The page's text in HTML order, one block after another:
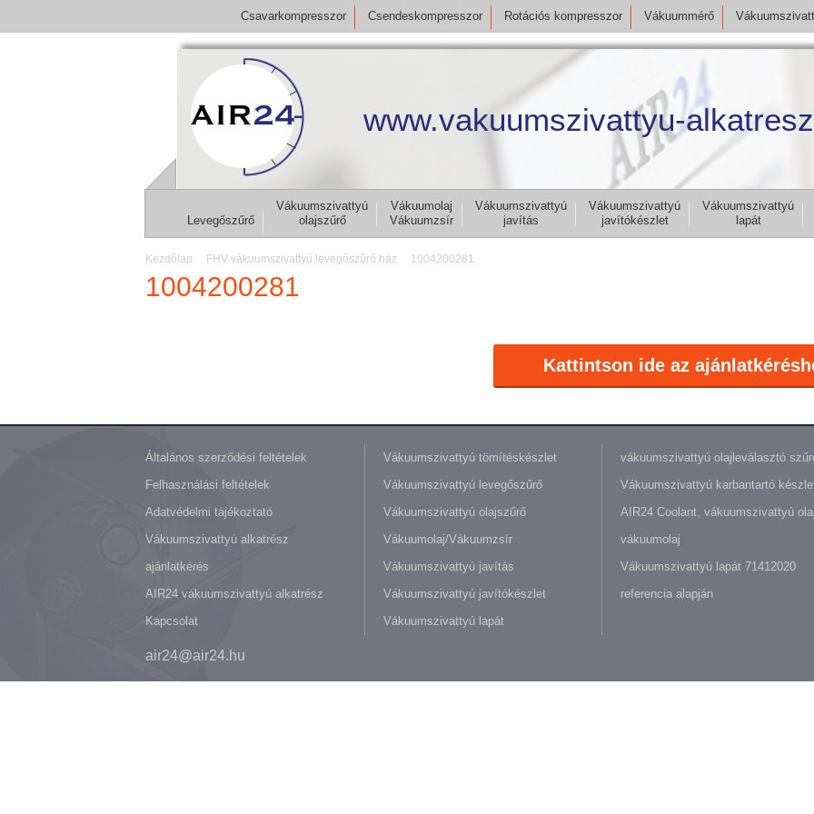
Csavarkompresszor Csendeskompresszor Rotációs kompresszor Vákuummérő
www.vakuumszivattyu-
Levegőszűrő
Vákuumszivattyú
olajszűrő
Vákuumolaj
Vákuumzsír
Vákuumszivattyú
javítás
Vákuumszivattyú
javítókészlet
Vákuumszivattyú
lapát
Kezdőlap FHV vákuumszivattyú levegőszűrő ház 1004200281
1004200281
Kattintson ide az
Általános szerződési feltételek
Felhasználási feltételek
Adatvédelmi tájékoztató
Vákuumszivattyú alkatrész
ajánlatkérés
AIR24 vákuumszivattyú alkatrész
Kapcsolat
Vákuumszivattyú tömítéskészlet
Vákuumszivattyú levegőszűrő
Vákuumszivattyú olajszűrő
Vákuumolaj/Vákuumzsír
Vákuumszivattyú javítás
Vákuumszivattyú javítókészlet
Vákuumszivattyú lapát
vákuumszivattyú olajleválasztó
Vákuumszivattyú karbantartó
AIR24 Coolant, vákuumszivattyú
vákuumolaj
Vákuumszivattyú lapát 71412020
referencia alapján
air24@air24.hu